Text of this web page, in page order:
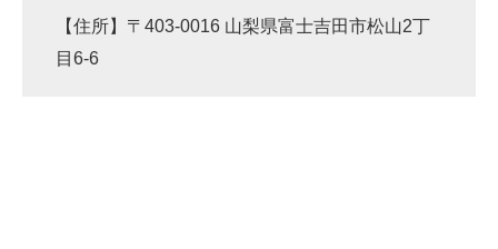
【住所】〒403-0016 山梨県富士吉田市松山2丁
目6-6